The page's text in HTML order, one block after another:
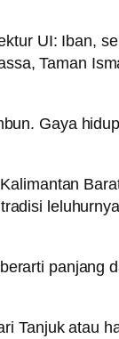
UI: Iban,
Taman
Gaya
panjang
Tanjuk atau